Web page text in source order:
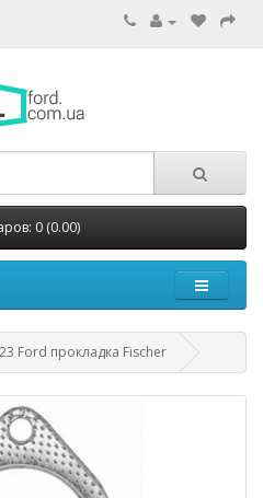
0 (0.00)
Ford прокладка Fischer